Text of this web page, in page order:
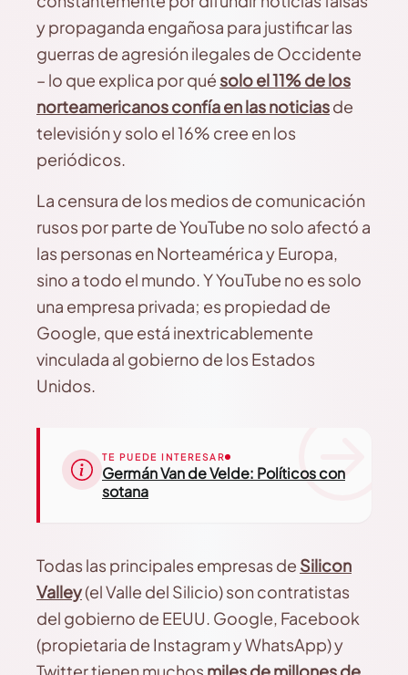
y propaganda engañosa para justificar las
guerras de agresión ilegales de Occidente
– lo que explica por qué solo el 11% de los
norteamericanos confía en las noticiasde
televisión y solo el 16% cree en los
periódicos.
La censura de los medios de comunicación
rusos por parte de YouTube no solo afectó a
las personas en Norteamérica y Europa,
sino a todo el mundo. Y YouTube no es solo
una empresa privada; es propiedad de
Google, que está inextricablemente
vinculada al gobierno de los Estados
Unidos.
TE PUEDE INTERESAR
Germán Van de Velde: Políticos con
sotana
Todas las principales empresas de Silicon
Valley(el Valle del Silicio) son contratistas
del gobierno de EEUU. Google, Facebook
(propietaria de Instagram y WhatsApp) y